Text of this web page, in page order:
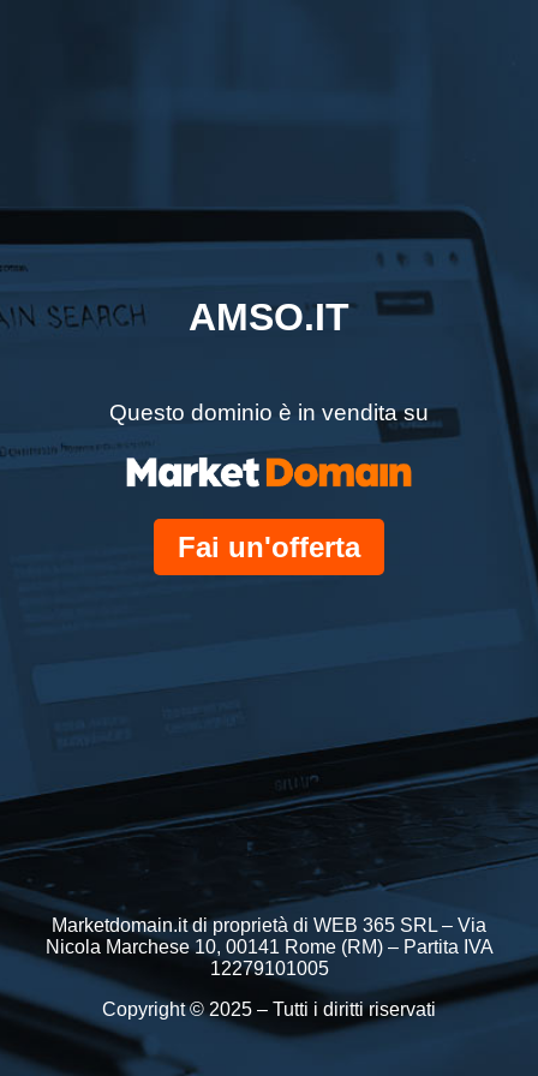
AMSO.IT
Questo dominio è in vendita su
Fai un'offerta
Marketdomain.it di proprietà di WEB 365 SRL – Via
Nicola Marchese 10, 00141 Rome (RM) – Partita IVA
12279101005
Copyright © 2025 – Tutti i diritti riservati